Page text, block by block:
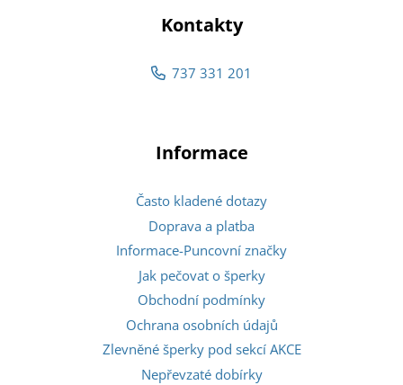
Kontakty
737 331 201
Informace
Často kladené dotazy
Doprava a platba
Informace-Puncovní značky
Jak pečovat o šperky
Obchodní podmínky
Ochrana osobních údajů
Zlevněné šperky pod sekcí AKCE
Nepřevzaté dobírky